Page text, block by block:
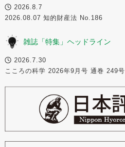
2026.8.7
2026.08.07 知的財産法 No.186
雑誌「特集」ヘッドライン
2026.7.30
こころの科学 2026年9月号 通巻 249号